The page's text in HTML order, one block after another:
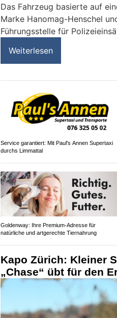
Das Fahrzeug basierte auf
Marke Hanomag-Henschel
Führungsstelle für
Weiterlesen
Service garantiert: Mit Paul's Annen Supertaxi
durchs Limmattal
Goldenway: Ihre Premium-Adresse für
natürliche und artgerechte Tiernahrung
Kapo Zürich: Kleiner
„Chase“ übt für den